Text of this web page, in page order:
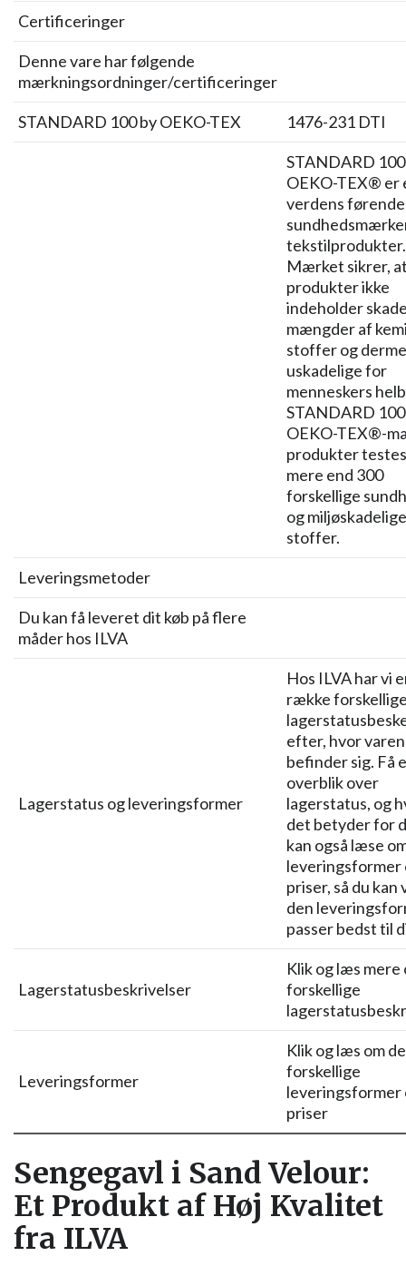
Certificeringer
Denne vare har følgende
mærkningsordninger/certificeringer
STANDARD 100 by OEKO-TEX
1476-231 DTI
STANDARD
OEKO-TEX® er
verdens førende
tekstilprodukter.
Mærket sikrer,
produkter ikke
indeholder
mængder af
stoffer og
uskadelige for
menneskers
STANDARD
OEKO-TEX®-
produkter
mere end 300
forskellige
og miljøskadelige
stoffer.
Leveringsmetoder
Du kan få leveret dit køb på flere
måder hos ILVA
Lagerstatus og leveringsformer
Hos ILVA har vi
række
efter, hvor varen
befinder sig. Få
overblik over
lagerstatus, og
det betyder for
kan også læse
leveringsformer
priser, så du
den
passer bedst til
Lagerstatusbeskrivelser
Klik og læs mere
forskellige
Leveringsformer
Klik og læs om de
forskellige
leveringsformer
priser
Sengegavl i Sand Velour:
Et Produkt af Høj Kvalitet
fra ILVA